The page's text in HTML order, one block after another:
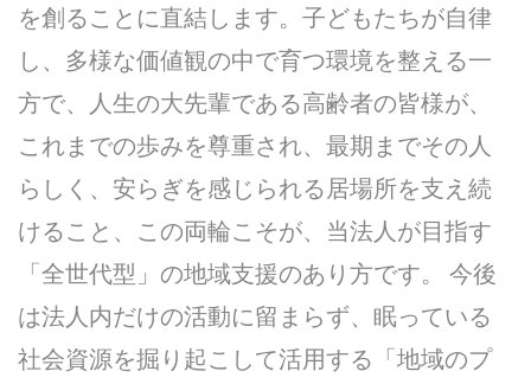
を創ることに直結します。子どもたちが自律
し、多様な価値観の中で育つ環境を整える一
方で、人生の大先輩である高齢者の皆様が、
これまでの歩みを尊重され、最期までその人
らしく、安らぎを感じられる居場所を支え続
けること、この両輪こそが、当法人が目指す
「全世代型」の地域支援のあり方です。 今後
は法人内だけの活動に留まらず、眠っている
社会資源を掘り起こして活用する「地域のプ